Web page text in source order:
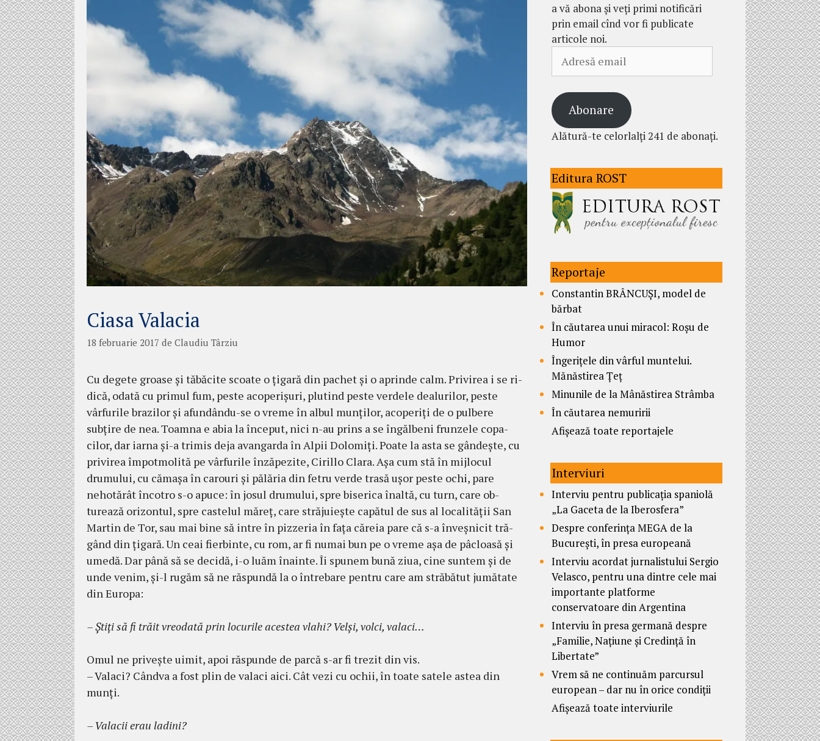
Ciasa Valacia
18 februarie 2017 de Claudiu Târziu
Cu degete groase şi tăbăcite scoate o ţigară din pachet şi o aprinde calm. Privirea i se ri­
dică, odată cu primul fum, peste acope­rişuri, plu­tind peste verdele dealurilor, peste
vârfurile brazilor şi afundându-se o vreme în albul munţilor, acoperiţi de o pulbere
subţire de nea. Toamna e abia la început, nici n-au prins a se îngălbeni frunzele copa­
cilor, dar iar­na şi-a tri­mis deja avan­­garda în Alpii Do­lo­miţi. Poa­te la asta se gân­deşte, cu
pri­virea îm­pot­molită pe vâr­fu­rile în­zăpezite, Ci­rillo Clara. Aşa cum stă în mij­locul
drumu­lui, cu cămaşa în ca­rouri şi pă­lăria din fe­tru verde tra­să uşor peste ochi, pare
nehotărât în­cotro s-o apu­ce: în jo­sul drumu­lui, spre bise­rica înaltă, cu turn, care ob­
turează ori­zontul, spre cas­telul mă­reţ, ca­re stră­juieşte ca­pătul de sus al locali­tăţii San
Martin de Tor, sau mai bine să intre în pizzeria în faţa căreia pare că s-a înveşnicit tră­
gând din ţigară. Un ceai fierbin­te, cu rom, ar fi numai bun pe o vreme aşa de pâcloa­să şi
ume­dă. Dar până să se de­cidă, i-o luăm îna­inte. Îi spunem bună ziua, cine suntem şi de
unde ve­nim, şi-l ru­găm să ne răspundă la o în­tre­bare pentru care am străbătut jumătate
din Eu­ropa:
– Ştiţi să fi trăit vreo­dată prin locurile aces­tea vlahi? Velşi, volci, va­laci…
Omul ne priveşte uimit, apoi răspunde de parcă s-ar fi trezit din vis.
– Valaci? Cândva a fost plin de valaci aici. Cât vezi cu ochii, în toate satele astea din
munţi.
– Valacii erau ladini?
a vă abona și veți primi notificări
prin email cînd vor fi publicate
articole noi.
email
Abonare
Alătură-te celorlalți 241 de abonați.
Editura ROST
Reportaje
Constantin BRÂNCUȘI, model de
bărbat
În căutarea unui miracol: Roșu de
Humor
Îngerițele din vârful muntelui.
Mănăstirea Țeț
Minunile de la Mânăstirea Strâmba
În căutarea nemuririi
Afișează toate reportajele
Interviuri
Interviu pentru publicația spaniolă
„La Gaceta de la Iberosfera”
Despre conferința MEGA de la
București, în presa europeană
Interviu acordat jurnalistului Sergio
Velasco, pentru una dintre cele mai
importante platforme
conservatoare din Argentina
Interviu în presa germană despre
„Familie, Națiune și Credință în
Libertate”
Vrem să ne continuăm parcursul
european – dar nu în orice condiții
Afișează toate interviurile